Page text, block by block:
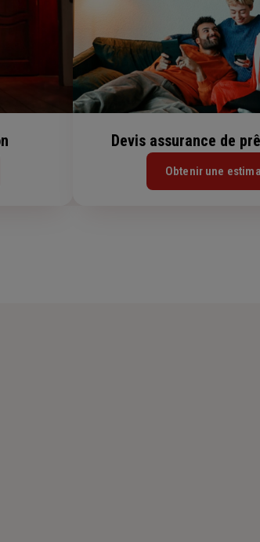
Devis assurance de
Obtenir une